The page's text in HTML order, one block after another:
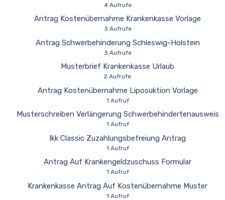
4 Aufrufe
Antrag Kostenübernahme Krankenkasse Vorlage
3 Aufrufe
Antrag Schwerbehinderung Schleswig-Holstein
3 Aufrufe
Musterbrief Krankenkasse Urlaub
2 Aufrufe
Antrag Kostenübernahme Liposuktion Vorlage
1 Aufruf
Musterschreiben Verlängerung Schwerbehindertenausweis
1 Aufruf
Ikk Classic Zuzahlungsbefreiung Antrag
1 Aufruf
Antrag Auf Krankengeldzuschuss Formular
1 Aufruf
Krankenkasse Antrag Auf Kostenübernahme Muster
1 Aufruf